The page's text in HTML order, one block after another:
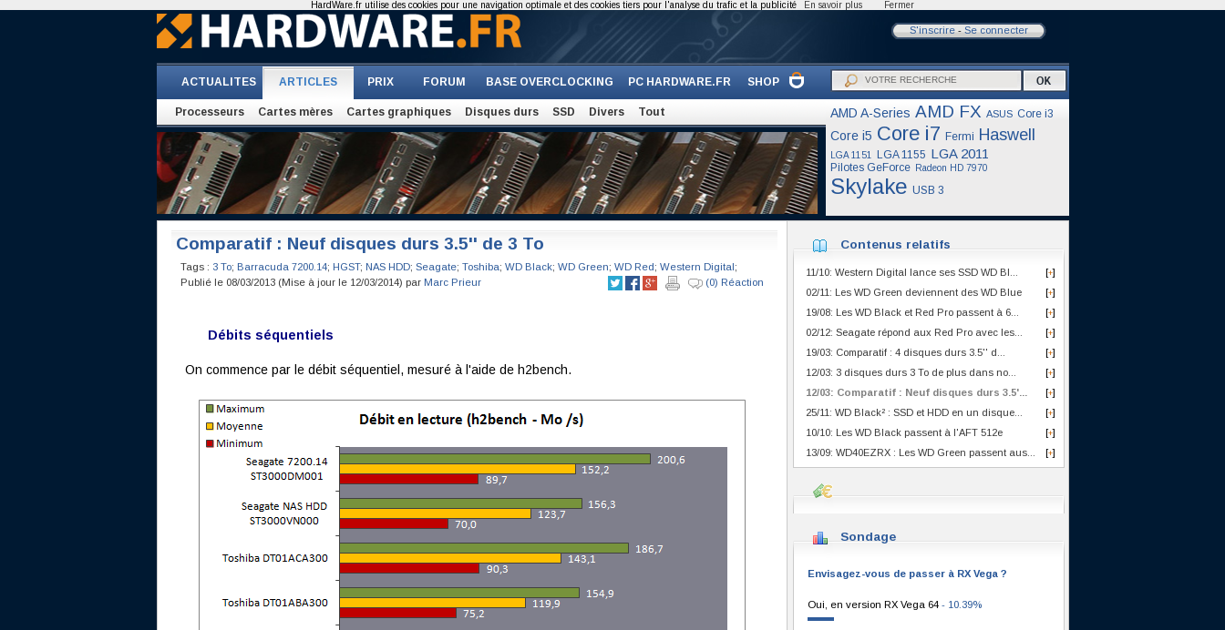
S'inscrire- Se connecter
ACTUALITES ARTICLES PRIX FORUM BASE OVERCLOCKING PC HARDWARE.FR SHOP
Processeurs Cartes mères Cartes graphiques Disques durs SSD Divers Tout AMD A-Series AMD FX ASUS Core i3
Core i5 Core i7 Fermi Haswell
LGA 1151 LGA 1155 LGA 2011
Pilotes GeForce Radeon HD 7970
Skylake USB 3
Comparatif : Neuf disques durs 3.5'' de 3 To
Tags : 3 To; Barracuda 7200.14; HGST; NAS HDD; Seagate; Toshiba; WD Black; WD Green; WD Red; Western Digital;
Publié le 08/03/2013 (Mise à jour le 12/03/2014) par Marc Prieur (0) Réaction
Débits séquentiels
On commence par le débit séquentiel, mesuré à l'aide de h2bench.
Contenus relatifs
[+]
11/10: Western Digital lance ses SSD WD Bl...
[+]
02/11: Les WD Green deviennent des WD Blue
[+]
19/08: Les WD Black et Red Pro passent à 6...
[+]
02/12: Seagate répond aux Red Pro avec les...
[+]
19/03: Comparatif : 4 disques durs 3.5'' d...
[+]
12/03: 3 disques durs 3 To de plus dans no...
[+]
12/03: Comparatif : Neuf disques durs 3.5'...
[+]
25/11: WD Black² : SSD et HDD en un disque...
[+]
10/10: Les WD Black passent à l'AFT 512e
[+]
13/09: WD40EZRX : Les WD Green passent aus...
Sondage
Envisagez-vous de passer à RX Vega ?
Oui, en version RX Vega 64 - 10.39%
HardWare.fr utilise des cookies pour une navigation optimale et des cookies tiers pour l'analyse du trafic et la publicité En savoir plus Fermer